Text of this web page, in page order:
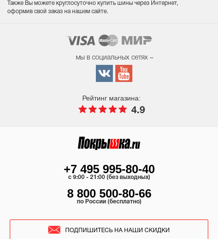
Также Вы можете круглосуточно купить шины через Интернет,
оформив свой заказ на нашем сайте.
мы в социальных сетях –
Рейтинг магазина:
4.9
+7 495 995-80-40
c 9:00 - 21:00 (без выходных)
8 800 500-80-66
по России (бесплатно)
ПОДПИШИТЕСЬ НА НАШИ СКИДКИ